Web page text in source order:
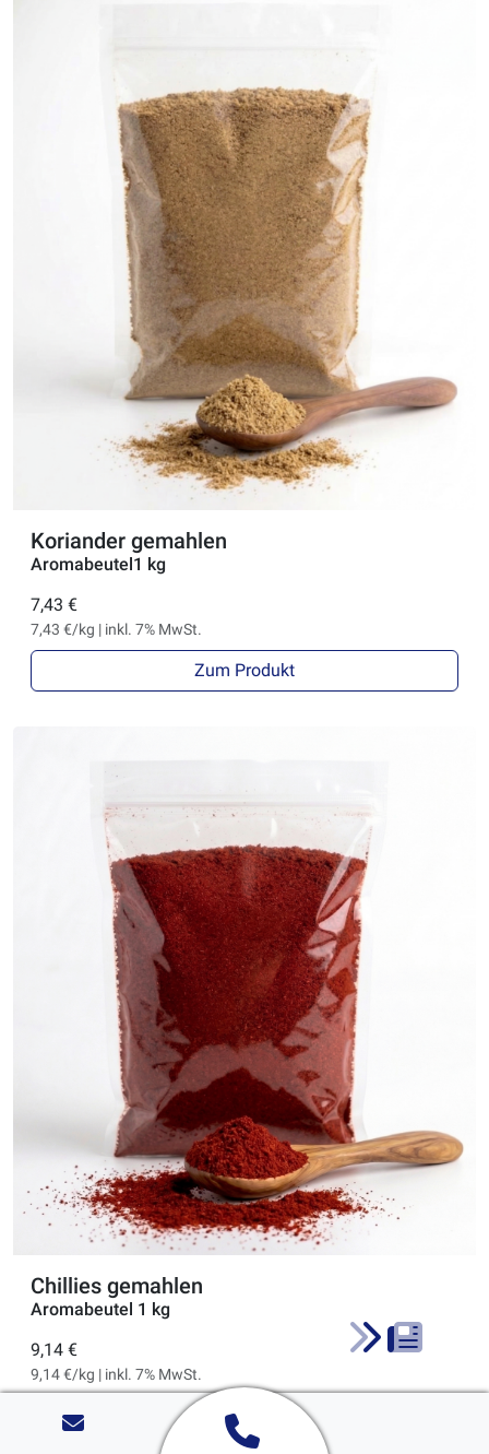
Koriander gemahlen
Aromabeutel1 kg
7,43 €
7,43 €/kg | inkl. 7% MwSt.
Zum Produkt
Chillies gemahlen
Aromabeutel 1 kg
9,14 €
9,14 €/kg | inkl. 7% MwSt.
Zum Produkt